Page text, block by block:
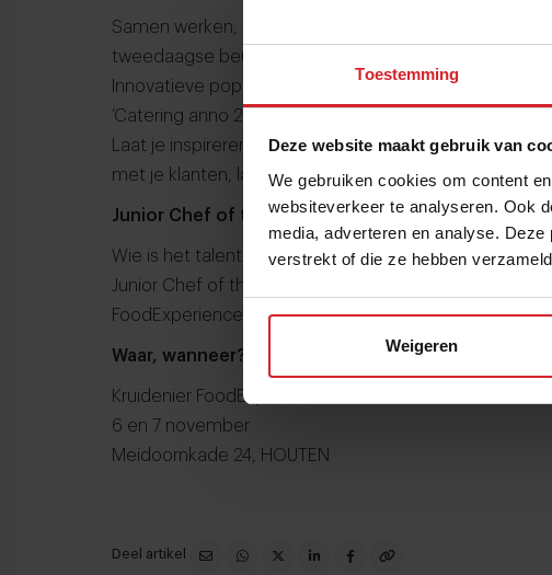
Toestemming
Deze website maakt gebruik van
We gebruiken cookies om content
websiteverkeer te analyseren. Ook
media, adverteren en analyse.
verstrekt of die ze hebben
Weigeren
Samen werken, doelen realiseren, samen beleven en
tweedaagse beurs is het moment om met elkaar in
Innovatieve pop-up concepten zullen voor de nodige
‘Catering anno 2028’, ‘De toekomst van de minibar’
Laat je inspireren door vakgenoten en nieuwe
met je klanten, laat je verrassen en ervaar wat je zelf
Junior Chef of the Year
Wie is het talent van de toekomst? Kruidenier en
Junior Chef of the Year 2013
FoodExperience.
Zorg dat je erbij bent!
Waar, wanneer?
Kruidenier FoodExperience 2013
6 en 7 november
Meidoornkade 24, HOUTEN
Deel artikel